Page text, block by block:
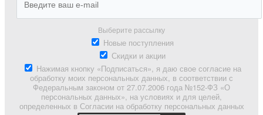
Выберите рассылку
Новые поступления
Скидки и акции
Нажимая кнопку «Подписаться», я даю свое согласие на
обработку моих персональных данных, в соответствии с
Федеральным законом от 27.07.2006 года №152-ФЗ «О
персональных данных», на условиях и для целей,
определенных в Согласии на обработку персональных данных